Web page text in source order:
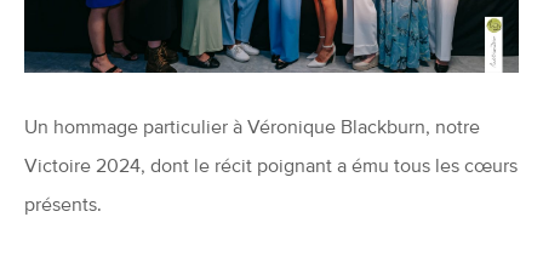
Un hommage particulier à Véronique Blackburn, notre
Victoire 2024, dont le récit poignant a ému tous les cœurs
présents.